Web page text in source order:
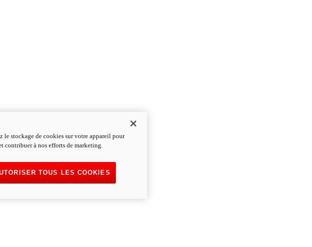
le stockage de cookies sur votre appareil pour
contribuer à nos efforts de marketing.
TOUS LES COOKIES